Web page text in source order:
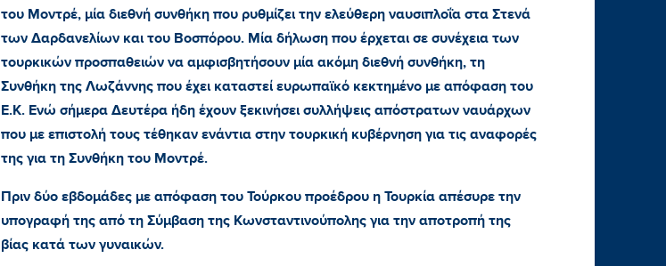
του Μοντρέ, μία διεθνή συνθήκη που ρυθμίζει την ελεύθερη ναυσιπλοΐα στα Στενά
των Δαρδανελίων και του Βοσπόρου. Μία δήλωση που έρχεται σε συνέχεια των
τουρκικών προσπαθειών να αμφισβητήσουν μία ακόμη διεθνή συνθήκη, τη
Συνθήκη της Λωζάννης που έχει καταστεί ευρωπαϊκό κεκτημένο με απόφαση του
Ε.Κ. Ενώ σήμερα Δευτέρα ήδη έχουν ξεκινήσει συλλήψεις απόστρατων ναυάρχων
που με επιστολή τους τέθηκαν ενάντια στην τουρκική κυβέρνηση για τις αναφορές
της για τη Συνθήκη του Μοντρέ.
Πριν δύο εβδομάδες με απόφαση του Τούρκου προέδρου η Τουρκία απέσυρε την
υπογραφή της από τη Σύμβαση της Κωνσταντινούπολης για την αποτροπή της
βίας κατά των γυναικών.